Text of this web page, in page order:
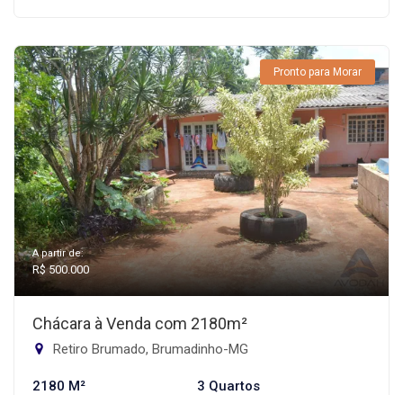
Pronto para Morar
A partir de:
R$ 500.000
Chácara à Venda com 2180m²
Retiro Brumado, Brumadinho-MG
2180 M² 3 Quartos